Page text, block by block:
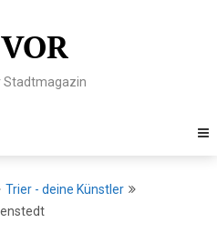
Stadtmagazin
Trier - deine Künstler